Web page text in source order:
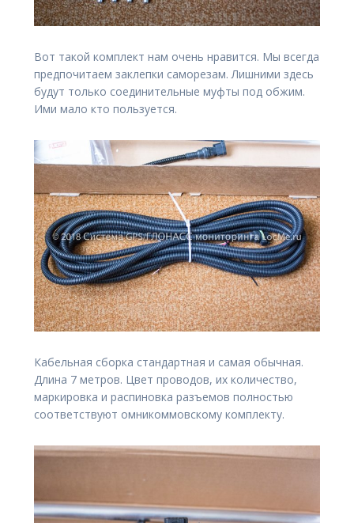
Вот такой комплект нам очень нравится. Мы всегда
предпочитаем заклепки саморезам. Лишними здесь
будут только соединительные муфты под обжим.
Ими мало кто пользуется.
Кабельная сборка стандартная и самая обычная.
Длина 7 метров. Цвет проводов, их количество,
маркировка и распиновка разъемов полностью
соответствуют омникоммовскому комплекту.